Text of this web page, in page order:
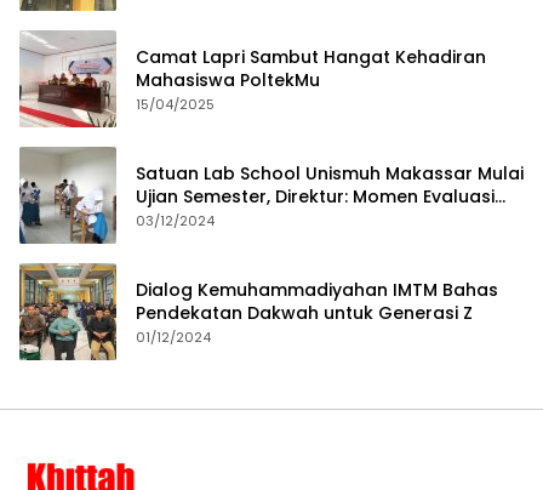
Camat Lapri Sambut Hangat Kehadiran
Mahasiswa PoltekMu
15/04/2025
Satuan Lab School Unismuh Makassar Mulai
Ujian Semester, Direktur: Momen Evaluasi
Proses Pembelajaran
03/12/2024
Dialog Kemuhammadiyahan IMTM Bahas
Pendekatan Dakwah untuk Generasi Z
01/12/2024